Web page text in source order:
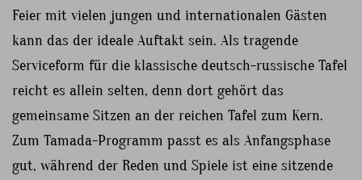
Feier mit vielen jungen und internationalen Gästen
kann das der ideale Auftakt sein. Als tragende
Serviceform für die klassische deutsch-russische Tafel
reicht es allein selten, denn dort gehört das
gemeinsame Sitzen an der reichen Tafel zum Kern.
Zum Tamada-Programm passt es als Anfangsphase
gut, während der Reden und Spiele ist eine sitzende